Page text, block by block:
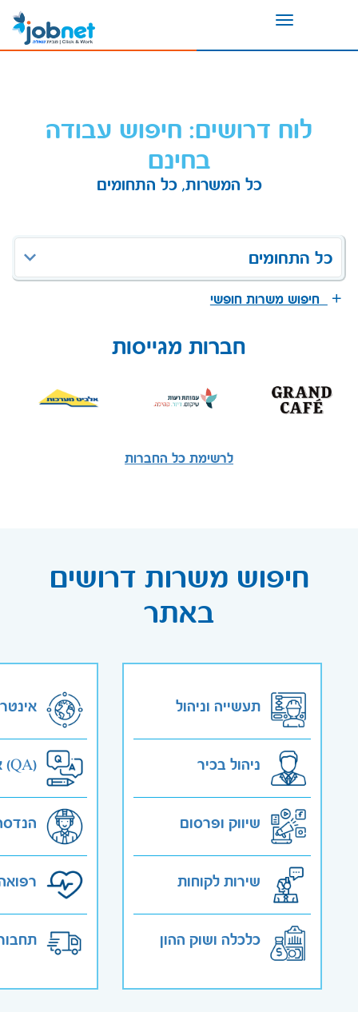
Toggle
לוח דרושים: חיפוש עבודה
בחינם
כל המשרות, כל התחומים
כל התחומים
חיפוש משרות חופשי
חברות מגייסות
לרשימת כל החברות
חיפוש משרות דרושים
באתר
תעשייה וניהול
ניהול בכיר
שיווק ופרסום
שירות לקוחות
כלכלה ושוק ההון
אבטחת איכות (QA)